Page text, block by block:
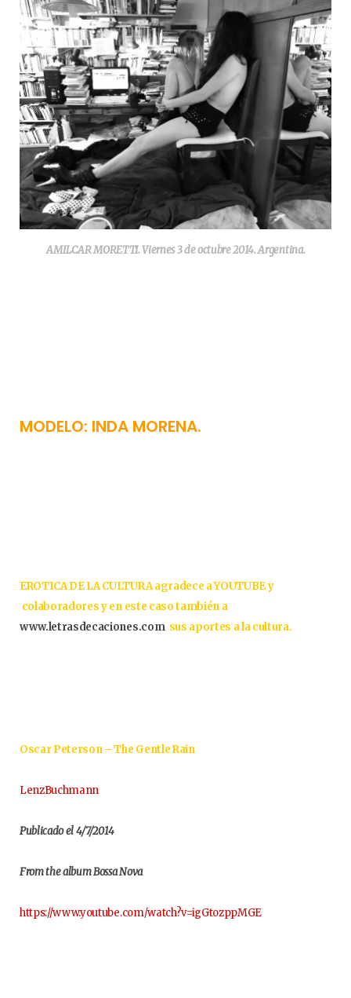
AMILCAR MORETTI. Viernes 3 de octubre 2014. Argentina.
MODELO: INDA MORENA.
EROTICA DE LA CULTURA agradece a YOUTUBE y
colaboradores y en este caso también a
www.letrasdecaciones.comsus aportes a la cultura.
Oscar Peterson – The Gentle Rain
LenzBuchmann
Publicado el 4/7/2014
From the album Bossa Nova
https://www.youtube.com/watch?v=igGtozppMGE